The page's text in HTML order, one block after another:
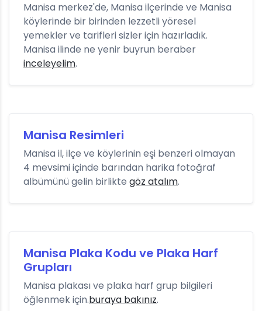
Manisa merkez'de, Manisa ilçerinde ve Manisa
köylerinde bir birinden lezzetli yöresel
yemekler ve tarifleri sizler için hazırladık.
Manisa ilinde ne yenir buyrun beraber
inceleyelim.
Manisa Resimleri
Manisa il, ilçe ve köylerinin eşi benzeri olmayan
4 mevsimi içinde barından harika fotoğraf
albümünü gelin birlikte göz atalım.
Manisa Plaka Kodu ve Plaka Harf
Grupları
Manisa plakası ve plaka harf grup bilgileri
öğlenmek için.buraya bakınız.